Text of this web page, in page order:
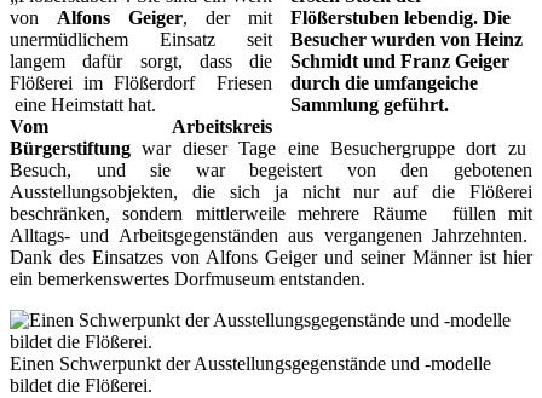
Flößerstuben lebendig. Die
Besucher wurden von Heinz
Schmidt und Franz Geiger
durch die umfangeiche
Sammlung geführt.
von Alfons Geiger, der mit
unermüdlichem Einsatz seit
langem dafür sorgt, dass die
Flößerei im Flößerdorf Friesen
eine Heimstatt hat.
Vom Arbeitskreis
Bürgerstiftungwar dieser Tage eine Besuchergruppe dort zu
Besuch, und sie war begeistert von den gebotenen
Ausstellungsobjekten, die sich ja nicht nur auf die Flößerei
beschränken, sondern mittlerweile mehrere Räume füllen mit
Alltags- und Arbeitsgegenständen aus vergangenen Jahrzehnten.
Dank des Einsatzes von Alfons Geiger und seiner Männer ist hier
ein bemerkenswertes Dorfmuseum entstanden.
Einen Schwerpunkt der Ausstellungsgegenstände und -modelle
bildet die Flößerei.